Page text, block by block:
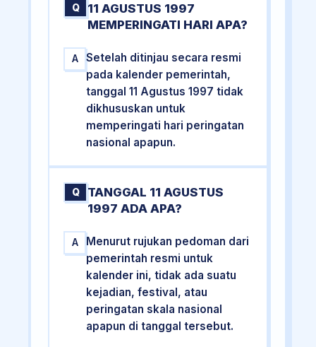
Q
11 AGUSTUS 1997
MEMPERINGATI HARI APA?
A
Setelah ditinjau secara resmi
pada kalender pemerintah,
tanggal 11 Agustus 1997 tidak
dikhususkan untuk
memperingati hari peringatan
nasional apapun.
Q
TANGGAL 11 AGUSTUS
1997 ADA APA?
A
Menurut rujukan pedoman dari
pemerintah resmi untuk
kalender ini, tidak ada suatu
kejadian, festival, atau
peringatan skala nasional
apapun di tanggal tersebut.